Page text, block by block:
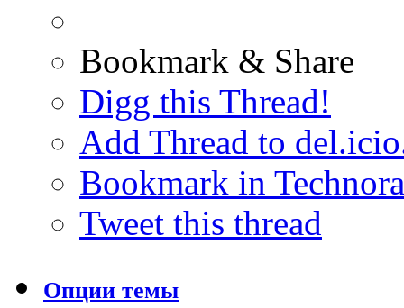
Bookmark & Share
Digg this Thread!
Add Thread to
Bookmark in
Tweet this thread
Опции темы